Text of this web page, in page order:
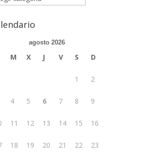
agosto 2026
M X J V S D
1 2
4 5 6 7 8 9
11 12 13 14 15 16
18 19 20 21 22 23